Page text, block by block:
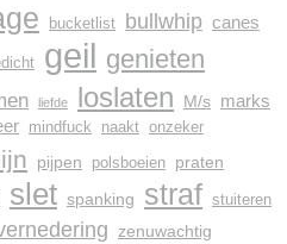
bucketlist bullwhip canes
geil genieten
liefde loslaten M/s marks
mindfuck naakt onzeker
pijpen polsboeien praten
slet spanking straf stuiteren
zenuwachtig